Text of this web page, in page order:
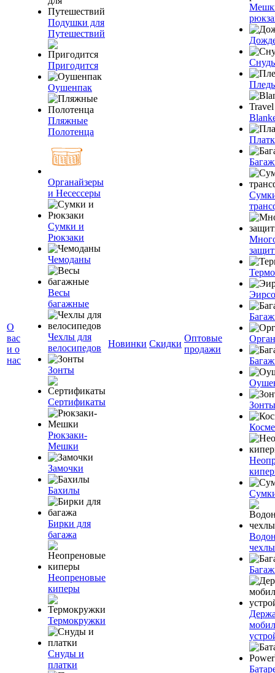
О
вас
и о
нас
Подушки для
Путешествий
Пригодится
Оушенпак
Пляжные
Полотенца
Органайзеры
и Несессеры
Сумки и
Рюкзаки
Чемоданы
Весы
багажные
Чехлы для
велосипедов
Зонты
Сертификаты
Рюкзаки-
Мешки
Замочки
Бахилы
Бирки для
багажа
Неопреновые
киперы
Термокружки
Снуды и
платки
Новинки Скидки
Оптовые
продажи
Зонты